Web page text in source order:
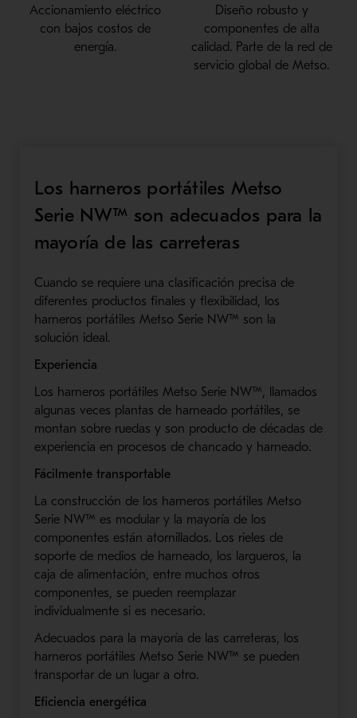
Accionamiento eléctrico
con bajos costos de
energía.
Diseño robusto y
componentes de alta
calidad. Parte de la red de
servicio global de Metso.
Los harneros portátiles Metso
Serie NW™ son adecuados para la
mayoría de las carreteras
Cuando se requiere una clasificación precisa de
diferentes productos finales y flexibilidad, los
harneros portátiles Metso Serie NW™ son la
solución ideal.
Experiencia
Los harneros portátiles Metso Serie NW™, llamados
algunas veces plantas de harneado portátiles, se
montan sobre ruedas y son producto de décadas de
experiencia en procesos de chancado y harneado.
Fácilmente transportable
La construcción de los harneros portátiles Metso
Serie NW™ es modular y la mayoría de los
componentes están atornillados. Los rieles de
soporte de medios de harneado, los largueros, la
caja de alimentación, entre muchos otros
componentes, se pueden reemplazar
individualmente si es necesario.
Adecuados para la mayoría de las carreteras, los
harneros portátiles Metso Serie NW™ se pueden
transportar de un lugar a otro.
Eficiencia energética